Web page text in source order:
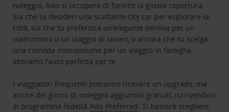
noleggio, Avis si occuperà di fornirti la giusta copertura.
Sia che tu desideri una scattante city car per esplorare la
città, sia che tu preferisca un’elegante berlina per un
matrimonio o un viaggio di lavoro, o ancora che tu scelga
una comoda monovolume per un viaggio in famiglia,
abbiamo l’auto perfetta per te.
I viaggiatori frequenti potranno ricevere un upgrade, ma
anche dei giorni di noleggio aggiuntivi gratuiti, iscrivendosi
al programma fedeltàAvis Preferred. Ti basterà scegliere